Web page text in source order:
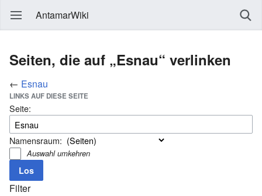
AntamarWiki
Seiten, die auf „Esnau“ verlinken
← Esnau
LINKS AUF DIESE SEITE
Seite:
Namensraum:
Auswahl umkehren
Filter